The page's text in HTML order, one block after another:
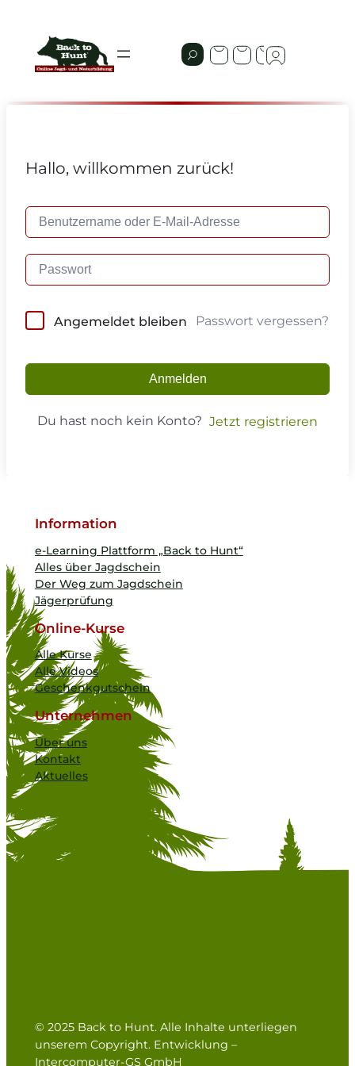
Hallo, willkommen zurück!
Angemeldet bleiben Passwort vergessen?
Anmelden
Du hast noch kein Konto? Jetzt registrieren
Information
e-Learning Plattform „Back to Hunt“
Alles über Jagdschein
Der Weg zum Jagdschein
Jägerprüfung
Online-Kurse
Alle Kurse
Alle Videos
Geschenkgutschein
Unternehmen
Über uns
Kontakt
Aktuelles
© 2025 Back to Hunt. Alle Inhalte unterliegen
unserem Copyright. Entwicklung –
Intercomputer-GS GmbH